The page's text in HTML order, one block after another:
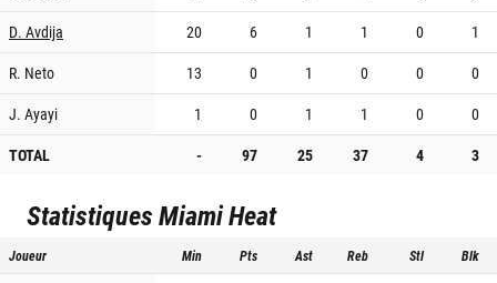
D. Avdija
20 6 1 1 0
1
R. Neto
13 0 1 0 0
0
J. Ayayi
1 0 1 1 0
0
TOTAL
- 97 25 37 4 3
StatistiquesMiami Heat
Joueur Min Pts Ast Reb Stl Blk